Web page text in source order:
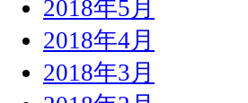
2018年5月
2018年4月
2018年3月